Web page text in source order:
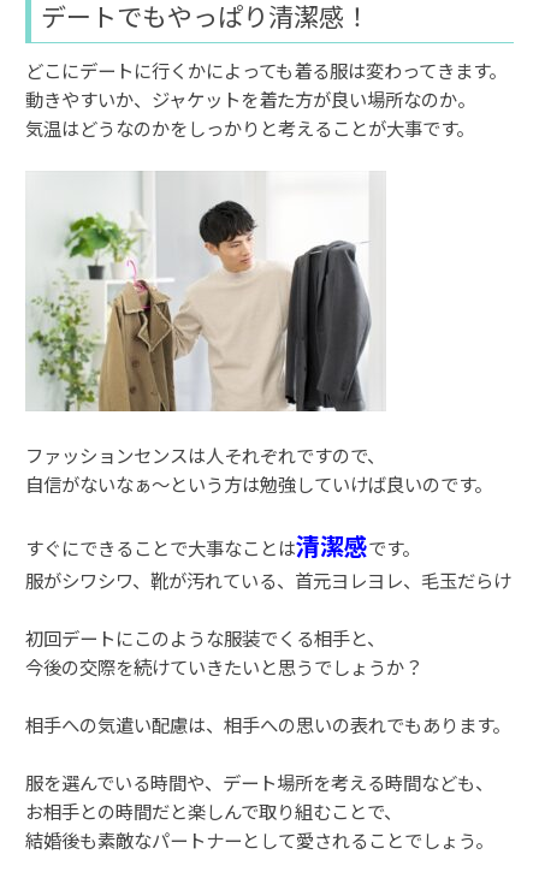
デートでもやっぱり清潔感！
どこにデートに行くかによっても着る服は変わってきます。
動きやすいか、ジャケットを着た方が良い場所なのか。
気温はどうなのかをしっかりと考えることが大事です。
ファッションセンスは人それぞれですので、
自信がないなぁ〜という方は勉強していけば良いのです。
すぐにできることで大事なことは清潔感です。
服がシワシワ、靴が汚れている、首元ヨレヨレ、毛玉だらけ
初回デートにこのような服装でくる相手と、
今後の交際を続けていきたいと思うでしょうか？
相手への気遣い配慮は、相手への思いの表れでもあります。
服を選んでいる時間や、デート場所を考える時間なども、
お相手との時間だと楽しんで取り組むことで、
結婚後も素敵なパートナーとして愛されることでしょう。